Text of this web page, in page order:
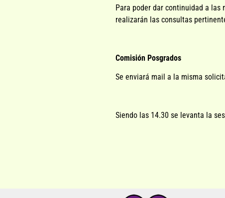
Para poder dar continuidad a
realizarán las consultas
Comisión Posgrados
Se enviará mail a la misma
Siendo las 14.30 se levanta la